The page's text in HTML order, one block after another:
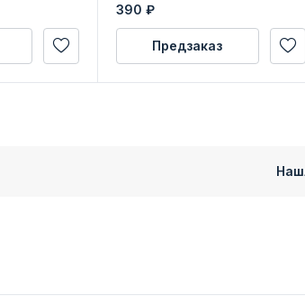
390 ₽
Предзаказ